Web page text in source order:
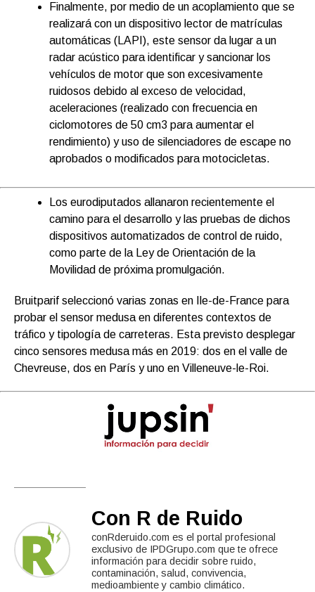
Finalmente, por medio de un acoplamiento que se
realizará con un dispositivo lector de matrículas
automáticas (LAPI), este sensor da lugar a un
radar acústico para identificar y sancionar los
vehículos de motor que son excesivamente
ruidosos debido al exceso de velocidad,
aceleraciones (realizado con frecuencia en
ciclomotores de 50 cm3 para aumentar el
rendimiento) y uso de silenciadores de escape no
aprobados o modificados para motocicletas.
Los eurodiputados allanaron recientemente el
camino para el desarrollo y las pruebas de dichos
dispositivos automatizados de control de ruido,
como parte de la Ley de Orientación de la
Movilidad de próxima promulgación.
Bruitparif seleccionó varias zonas en Ile-de-France para
probar el sensor medusa en diferentes contextos de
tráfico y tipología de carreteras. Esta previsto desplegar
cinco sensores medusa más en 2019: dos en el valle de
Chevreuse, dos en París y uno en Villeneuve-le-Roi.
Con R de Ruido
conRderuido.com es el portal profesional
exclusivo de IPDGrupo.com que te ofrece
información para decidir sobre ruido,
contaminación, salud, convivencia,
medioambiente y cambio climático.